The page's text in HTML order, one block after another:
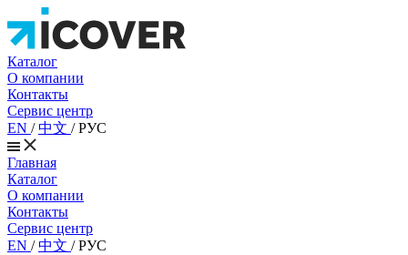
Каталог
О компании
Контакты
Сервис центр
EN /中文 /РУС
Главная
Каталог
О компании
Контакты
Сервис центр
EN /中文 /РУС